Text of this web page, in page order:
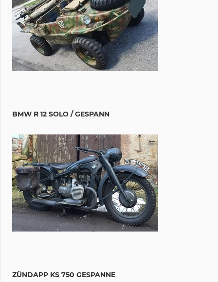
BMW R 12 SOLO / GESPANN
ZÜNDAPP KS 750 GESPANNE